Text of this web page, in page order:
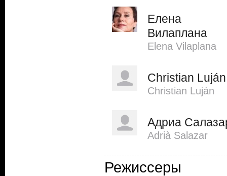
Елена
Вилаплана
Elena Vilaplana
Christian Luján
Christian Luján
Адриа
Adrià Salazar
Режиссеры